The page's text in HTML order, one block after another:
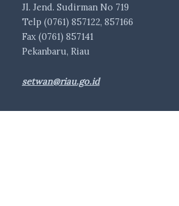
Jl. Jend. Sudirman No 719
Telp (0761) 857122, 857166
Fax (0761) 857141
Pekanbaru, Riau
setwan@riau.go.id